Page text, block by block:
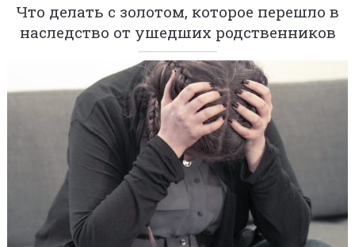
Что делать с золотом, которое перешло в
наследство от ушедших родственников